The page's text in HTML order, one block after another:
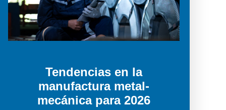
Tendencias en la
manufactura metal-
mecánica para 2026